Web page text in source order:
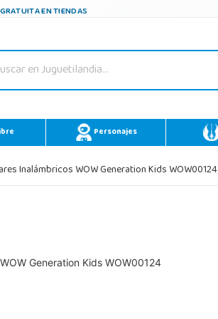
EN TIENDAS
Personajes
Inalámbricos WOW Generation Kids WOW00124